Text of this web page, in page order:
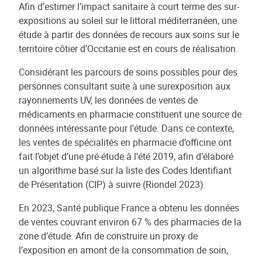
Afin d’estimer l’impact sanitaire à court terme des sur-
expositions au soleil sur le littoral méditerranéen, une
étude à partir des données de recours aux soins sur le
territoire côtier d’Occitanie est en cours de réalisation.
Considérant les parcours de soins possibles pour des
personnes consultant suite à une surexposition aux
rayonnements UV, les données de ventes de
médicaments en pharmacie constituent une source de
données intéressante pour l’étude. Dans ce contexte,
les ventes de spécialités en pharmacie d’officine ont
fait l’objet d’une pré-étude à l’été 2019, afin d’élaboré
un algorithme basé sur la liste des Codes Identifiant
de Présentation (CIP) à suivre (Riondel 2023).
En 2023, Santé publique France a obtenu les données
de ventes couvrant environ 67 % des pharmacies de la
zone d’étude. Afin de construire un proxy de
l’exposition en amont de la consommation de soin,